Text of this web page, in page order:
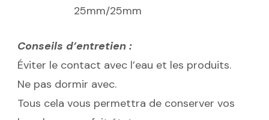
25mm/25mm
Conseils d’entretien :
Éviter le contact avec l’eau et les produits.
Ne pas dormir avec.
Tous cela vous permettra de conserver vos